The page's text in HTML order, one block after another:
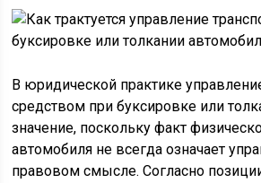
В юридической практике
средством при буксировке или
значение, поскольку факт
автомобиля не всегда означает
правовом смысле. Согласно